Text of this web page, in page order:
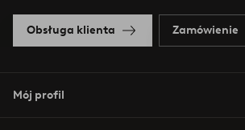
Obsługa klienta Zamówienie
Mój profil